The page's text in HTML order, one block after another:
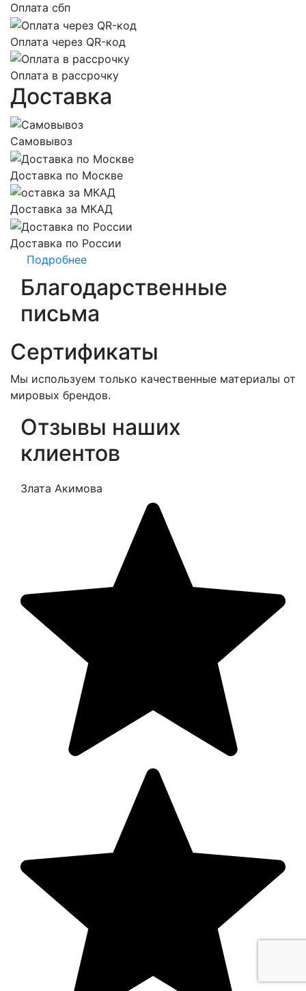
Оплата сбп
Оплата через QR-код
Оплата в рассрочку
Доставка
Самовывоз
Доставка по Москве
Доставка за МКАД
Доставка по России
Подробнее
Благодарственные
письма
Сертификаты
Мы используем только качественные материалы от
мировых брендов.
Отзывы наших
клиентов
Злата Акимова